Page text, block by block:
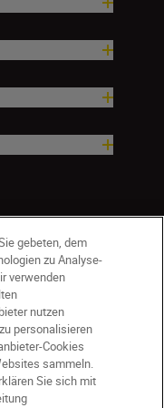
gebeten, dem
zu Analyse-
verwenden
nutzen
personalisieren
Cookies
sammeln.
Sie sich mit